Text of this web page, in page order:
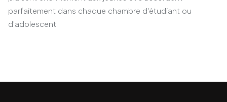
parfaitement dans chaque chambre d'étudiant ou
d'adolescent.